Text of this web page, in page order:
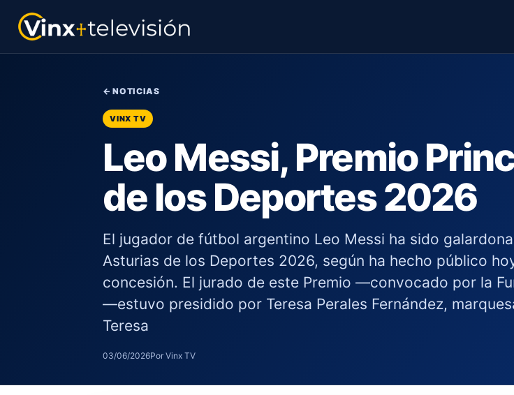
← NOTICIAS
VINX TV
Leo Messi, Premio
de los Deportes 2026
El jugador de fútbol argentino Leo Messi ha sido
Asturias de los Deportes 2026, según ha hecho público
concesión. El jurado de este Premio —convocado por la
—estuvo presidido por Teresa Perales Fernández,
Teresa
03/06/2026Por Vinx TV